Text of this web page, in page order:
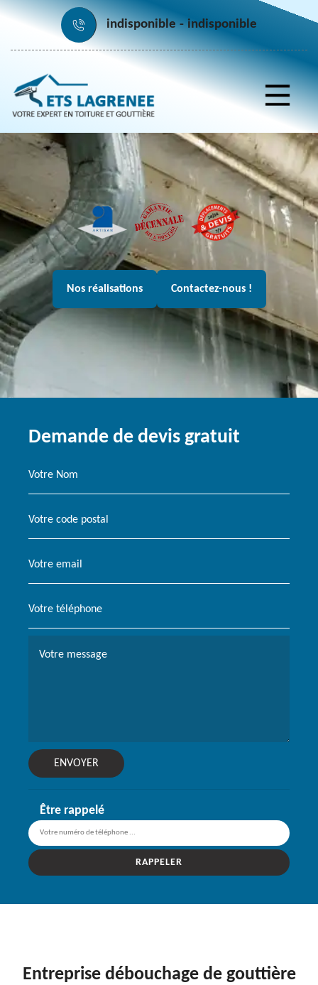
indisponible indisponible
Nos réalisations Contactez-nous !
Demande de devis gratuit
Être rappelé
Entreprise débouchage de gouttière